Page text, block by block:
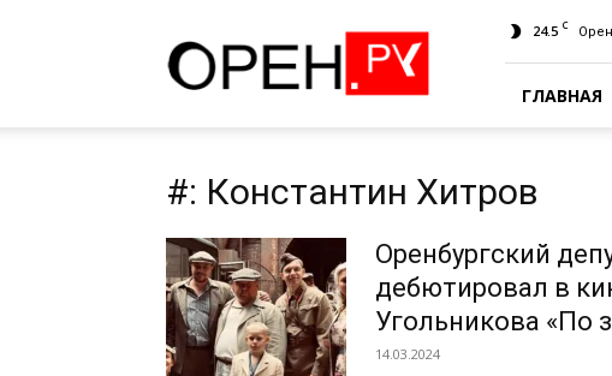
24.5 C
ГЛАВНАЯ
#: Константин Хитров
Оренбургский
дебютировал в
Угольникова «По
14.03.2024